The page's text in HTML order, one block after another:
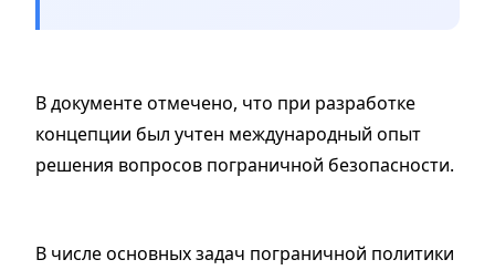
В документе отмечено, что при разработке
концепции был учтен международный опыт
решения вопросов пограничной безопасности.
В числе основных задач пограничной политики